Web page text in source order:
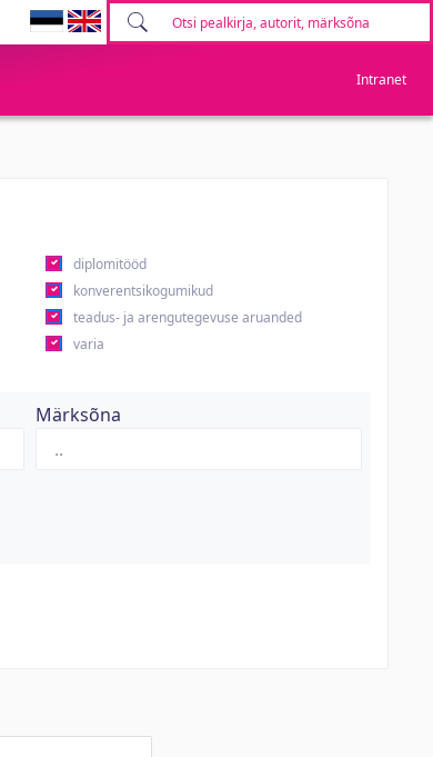
Intranet
diplomitööd
konverentsikogumikud
teadus- ja arengutegevuse aruanded
varia
Märksõna